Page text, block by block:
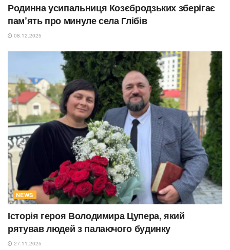
Родинна усипальниця Козєбродзьких зберігає
пам’ять про минуле села Глібів
08.12.2025
NEWS
Історія героя Володимира Цупера, який
рятував людей з палаючого будинку
27.11.2025